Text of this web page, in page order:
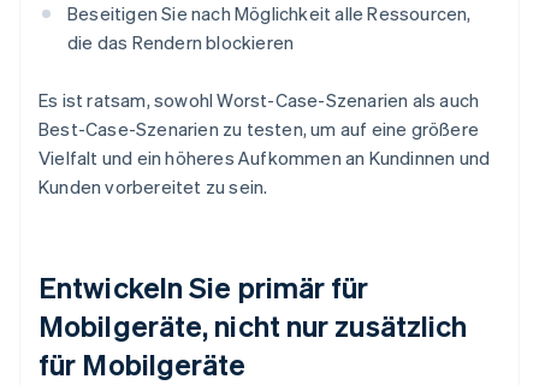
Beseitigen Sie nach Möglichkeit alle Ressourcen,
die das Rendern blockieren
Es ist ratsam, sowohl Worst-Case-Szenarien als auch
Best-Case-Szenarien zu testen, um auf eine größere
Vielfalt und ein höheres Aufkommen an Kundinnen und
Kunden vorbereitet zu sein.
Entwickeln Sie primär für
Mobilgeräte, nicht nur zusätzlich
für Mobilgeräte